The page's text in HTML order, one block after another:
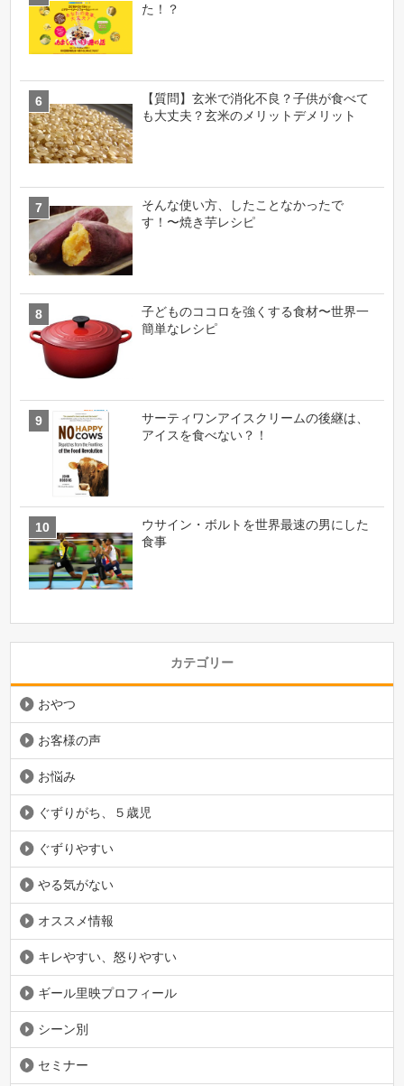
た！？
【質問】玄米で消化不良？子供が食べて
も大丈夫？玄米のメリットデメリット
そんな使い方、したことなかったで
す！〜焼き芋レシピ
子どものココロを強くする食材〜世界一
簡単なレシピ
サーティワンアイスクリームの後継は、
アイスを食べない？！
ウサイン・ボルトを世界最速の男にした
食事
カテゴリー
おやつ
お客様の声
お悩み
ぐずりがち、５歳児
ぐずりやすい
やる気がない
オススメ情報
キレやすい、怒りやすい
ギール里映プロフィール
シーン別
セミナー